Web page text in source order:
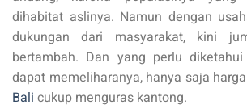
dihabitat aslinya. Namun dengan
dukungan dari masyarakat, kini
bertambah. Dan yang perlu
dapat memeliharanya, hanya saja harga
Bali cukup menguras kantong.